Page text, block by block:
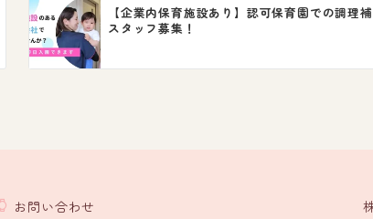
【企業内保育施設あり】認可保育園での調理
スタッフ募集！
お問い合わせ